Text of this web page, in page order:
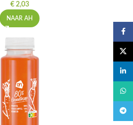
€2,03
NAAR AH